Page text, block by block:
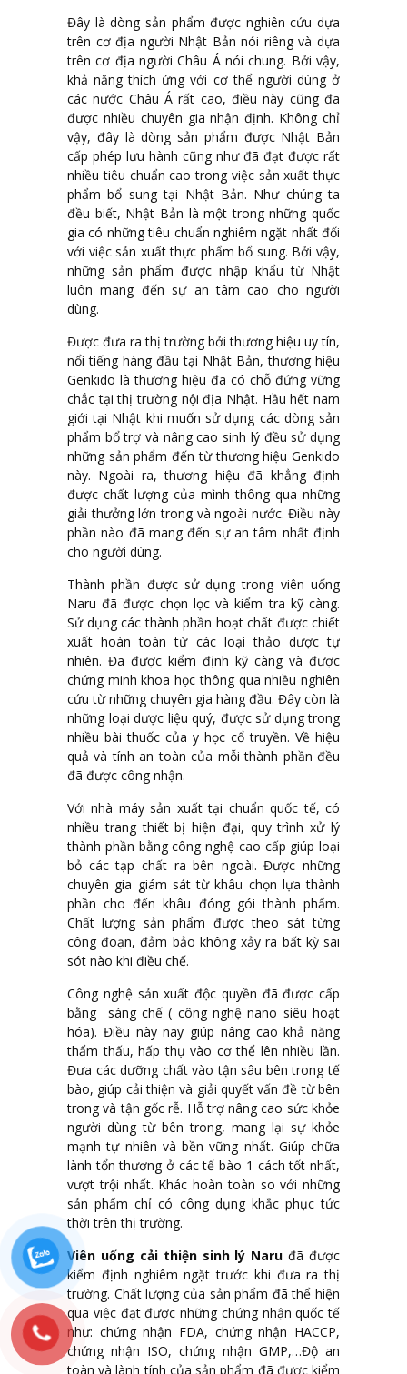
Đây là dòng sản phẩm được nghiên cứu dựa
trên cơ địa người Nhật Bản nói riêng và dựa
trên cơ địa người Châu Á nói chung. Bởi vậy,
khả năng thích ứng với cơ thể người dùng ở
các nước Châu Á rất cao, điều này cũng đã
được nhiều chuyên gia nhận định. Không chỉ
vậy, đây là dòng sản phẩm được Nhật Bản
cấp phép lưu hành cũng như đã đạt được rất
nhiều tiêu chuẩn cao trong việc sản xuất thực
phẩm bổ sung tại Nhật Bản. Như chúng ta
đều biết, Nhật Bản là một trong những quốc
gia có những tiêu chuẩn nghiêm ngặt nhất đối
với việc sản xuất thực phẩm bổ sung. Bởi vậy,
những sản phẩm được nhập khẩu từ Nhật
luôn mang đến sự an tâm cao cho người
dùng.
Được đưa ra thị trường bởi thương hiệu uy tín,
nổi tiếng hàng đầu tại Nhật Bản, thương hiệu
Genkido là thương hiệu đã có chỗ đứng vững
chắc tại thị trường nội địa Nhật. Hầu hết nam
giới tại Nhật khi muốn sử dụng các dòng sản
phẩm bổ trợ và nâng cao sinh lý đều sử dụng
những sản phẩm đến từ thương hiệu Genkido
này. Ngoài ra, thương hiệu đã khẳng định
được chất lượng của mình thông qua những
giải thưởng lớn trong và ngoài nước. Điều này
phần nào đã mang đến sự an tâm nhất định
cho người dùng.
Thành phần được sử dụng trong viên uống
Naru đã được chọn lọc và kiểm tra kỹ càng.
Sử dụng các thành phần hoạt chất được chiết
xuất hoàn toàn từ các loại thảo dược tự
nhiên. Đã được kiểm định kỹ càng và được
chứng minh khoa học thông qua nhiều nghiên
cứu từ những chuyên gia hàng đầu. Đây còn là
những loại dược liệu quý, được sử dụng trong
nhiều bài thuốc của y học cổ truyền. Về hiệu
quả và tính an toàn của mỗi thành phần đều
đã được công nhận.
Với nhà máy sản xuất tại chuẩn quốc tế, có
nhiều trang thiết bị hiện đại, quy trình xử lý
thành phần bằng công nghệ cao cấp giúp loại
bỏ các tạp chất ra bên ngoài. Được những
chuyên gia giám sát từ khâu chọn lựa thành
phần cho đến khâu đóng gói thành phẩm.
Chất lượng sản phẩm được theo sát từng
công đoạn, đảm bảo không xảy ra bất kỳ sai
sót nào khi điều chế.
Công nghệ sản xuất độc quyền đã được cấp
bằng sáng chế ( công nghệ nano siêu hoạt
hóa). Điều này nãy giúp nâng cao khả năng
thẩm thấu, hấp thụ vào cơ thể lên nhiều lần.
Đưa các dưỡng chất vào tận sâu bên trong tế
bào, giúp cải thiện và giải quyết vấn đề từ bên
trong và tận gốc rễ. Hỗ trợ nâng cao sức khỏe
người dùng từ bên trong, mang lại sự khỏe
mạnh tự nhiên và bền vững nhất. Giúp chữa
lành tổn thương ở các tế bào 1 cách tốt nhất,
vượt trội nhất. Khác hoàn toàn so với những
sản phẩm chỉ có công dụng khắc phục tức
thời trên thị trường.
Viên uống cải thiện sinh lý Naru đã được
kiểm định nghiêm ngặt trước khi đưa ra thị
trường. Chất lượng của sản phẩm đã thể hiện
qua việc đạt được những chứng nhận quốc tế
như: chứng nhận FDA, chứng nhận HACCP,
chứng nhận ISO, chứng nhận GMP,…Độ an
toàn và lành tính của sản phẩm đã được kiểm